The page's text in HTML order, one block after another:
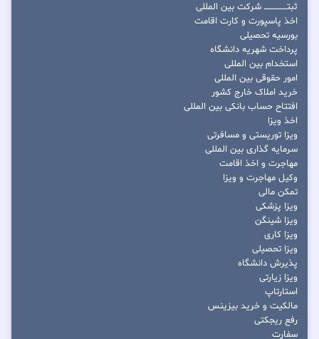
ثبتــــــــــــــــ شرکت بین المللی
اخذ پاسپورت و کارت اقامت
بورسیه تحصیلی
پرداخت شهریه دانشگاه
استخدام بین المللی
امور حقوقی بین المللی
خرید املاک خارج کشور
افتتاح حساب بانکی بین المللی
اخذ ویزا
ویزا توریستی و مسافرتی
سرمایه گذاری بین المللی
مهاجرت و اخذ اقامت
وکیل مهاجرت و ویزا
تمکن مالی
ویزا پزشکی
ویزا شینگن
ویزا کاری
ویزا تحصیلی
پذیرش دانشگاه
ویزا زیارتی
استارتاپ
مالکیت و خرید بیزینس
رفع ریجکتی
سفارت